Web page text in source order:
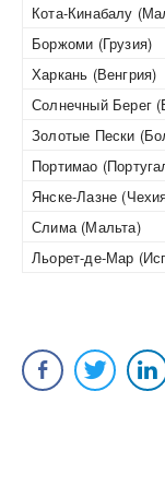
Кота-Кинабалу
Боржоми (Грузия)
Харкань (Венгрия)
Солнечный Берег
Золотые Пески
Портимао
Янске-Лазне
Слима (Мальта)
Льорет-де-Мар